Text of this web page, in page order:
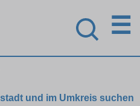
☰
und im Umkreis suchen